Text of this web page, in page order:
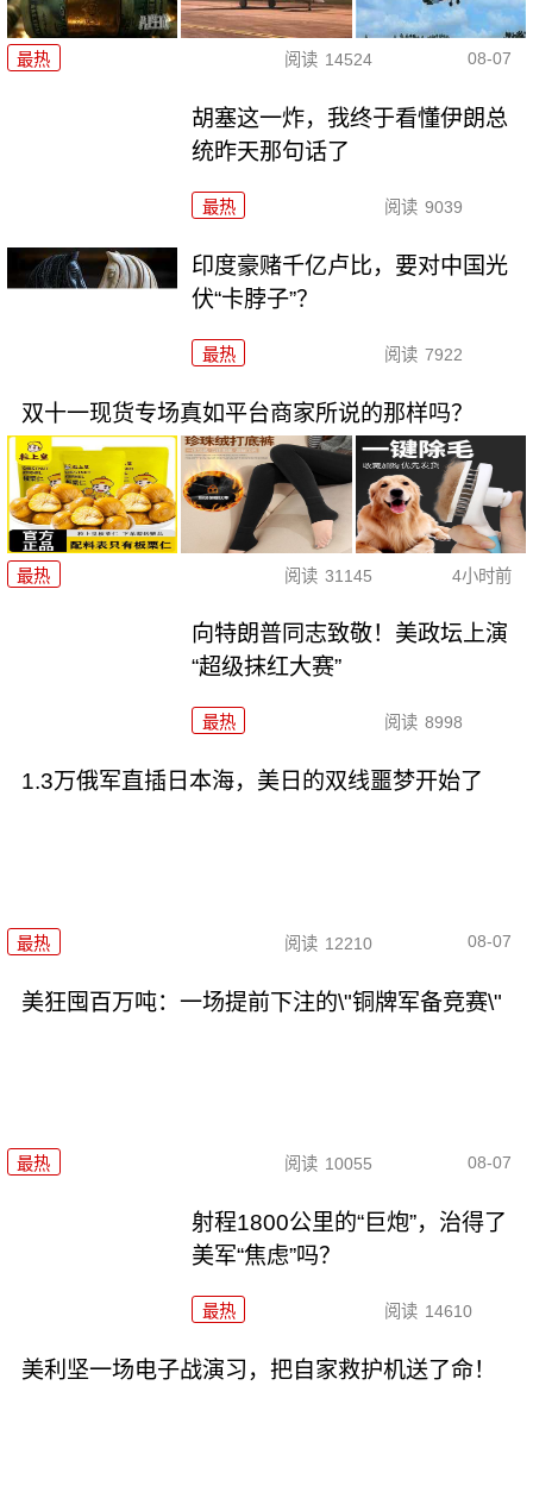
最热 阅读 14524 08-07
胡塞这一炸，我终于看懂伊朗总
统昨天那句话了
最热 阅读 9039
印度豪赌千亿卢比，要对中国光
伏“卡脖子”？
最热 阅读 7922
双十一现货专场真如平台商家所说的那样吗？
最热 阅读 31145 4小时前
向特朗普同志致敬！美政坛上演
“超级抹红大赛”
最热 阅读 8998
1.3万俄军直插日本海，美日的双线噩梦开始了
最热 阅读 12210 08-07
美狂囤百万吨：一场提前下注的\"铜牌军备竞赛\"
最热 阅读 10055 08-07
射程1800公里的“巨炮”，治得了
美军“焦虑”吗？
最热 阅读 14610
美利坚一场电子战演习，把自家救护机送了命！